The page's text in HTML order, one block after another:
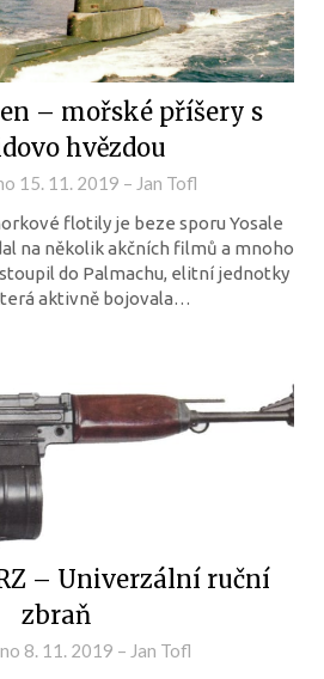
– mořské příšery s
hvězdou
15. 11. 2019 – Jan Tofl
flotily je beze sporu Yosale
na několik akčních filmů a mnoho
do Palmachu, elitní jednotky
aktivně bojovala…
– Univerzální ruční
zbraň
8. 11. 2019 – Jan Tofl